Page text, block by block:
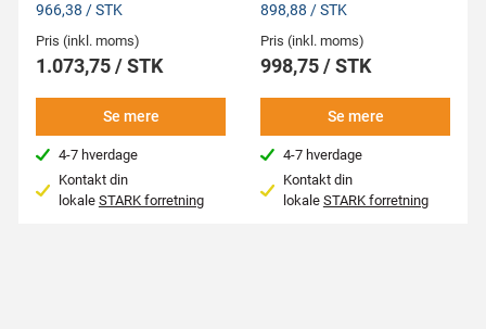
966,38 / STK
Pris (inkl. moms)
1.073,75 / STK
Se mere
4-7 hverdage
Kontakt din
lokale STARK forretning
898,88 / STK
Pris (inkl. moms)
998,75 / STK
Se mere
4-7 hverdage
Kontakt din
lokale STARK forretning